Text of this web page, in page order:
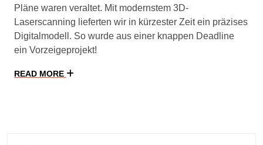
Pläne waren veraltet. Mit modernstem 3D-
Laserscanning lieferten wir in kürzester Zeit ein präzises
Digitalmodell. So wurde aus einer knappen Deadline
ein Vorzeigeprojekt!
READ MORE